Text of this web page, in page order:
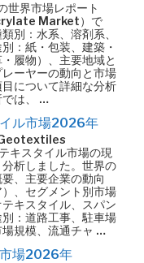
世界市場レポート
Market）で
別：水系、溶剤系、
：紙・包装、建築・
履物）、主要地域と
ーヤーの動向と市場
について詳細な分析
では、 …
ル市場2026年
キスタイル市場の現
析しました。世界の
、主要企業の動向
）、セグメント別市場
キスタイル、スパン
：道路工事、駐車場
規模、流通チャ …
場2026年